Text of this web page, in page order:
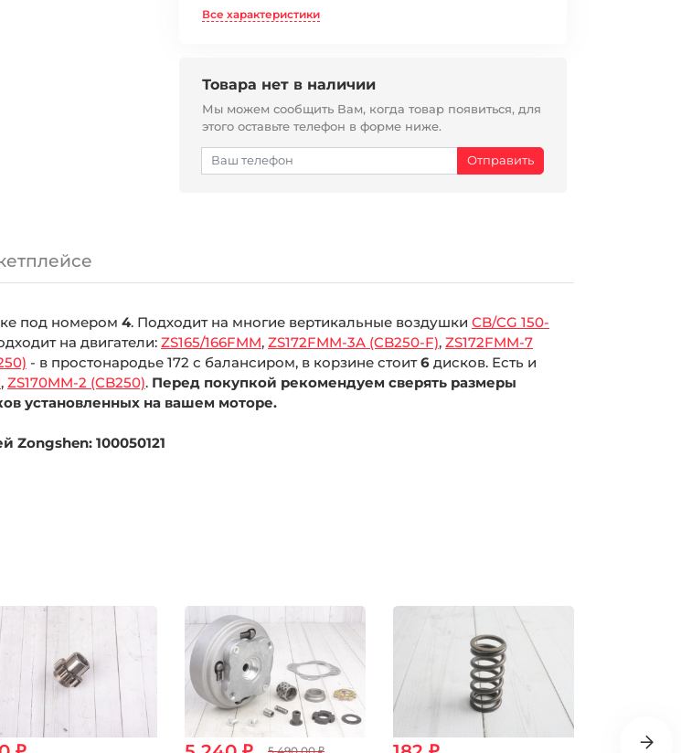
Все характеристики
Товара нет в наличии
Мы можем сообщить Вам, когда товар появиться, для
этого оставьте телефон в форме ниже.
под номером 4. Подходит на многие вертикальные воздушки CB/CG 150-
на двигатели: ZS165/166FMM, ZS172FMM-3A (CB250-F), ZS172FMM-7
- в простонародье 172 с балансиром, в корзине стоит6 дисков. Есть и
, ZS170MM-2 (CB250). Перед покупкой рекомендуем сверять размеры
установленных на вашем моторе.
Zongshen: 100050121